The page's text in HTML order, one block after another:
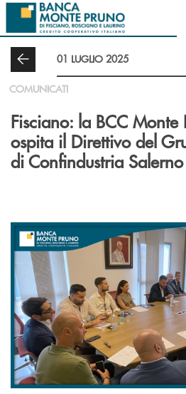
Salta al contenuto principale
01 LUGLIO 2025
COMUNICATI
Fisciano: la BCC Monte
ospita il Direttivo del
di Confindustria Salerno